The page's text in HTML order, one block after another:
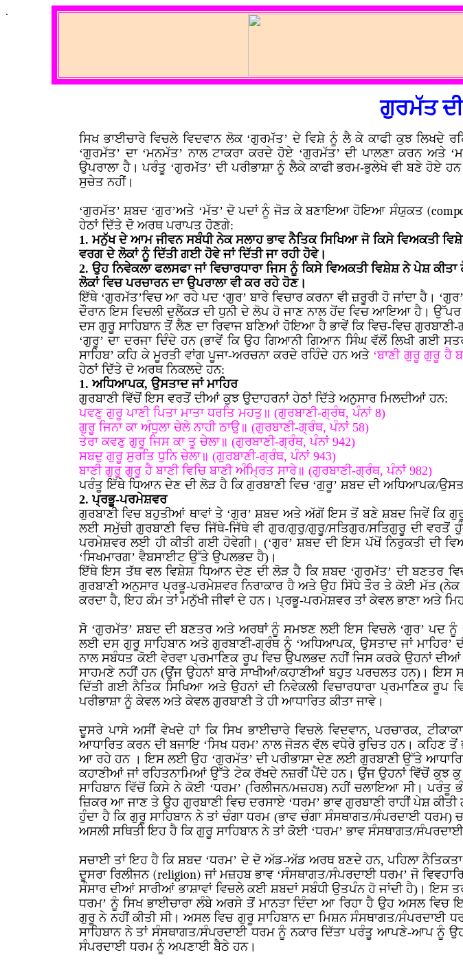
.
ਗੁਰਮੱਤ ਦੀ
ਸਿਖ ਭਾਈਚਾਰੇ ਵਿਚਲੇ ਵਿਦਵਾਨ ਲੋਕ ‘ਗੁਰਮੱਤ’ ਦੇ ਵਿਸ਼ੇ ਨੂੰ ਲੈ ਕੇ ਕਾਫੀ ਕੁਝ
‘ਗੁਰਮੱਤ’ ਦਾ ‘ਮਨਮੱਤ’ ਨਾਲ ਟਾਕਰਾ ਕਰਦੇ ਹੋਏ ‘ਗੁਰਮੱਤ’ ਦੀ ਪਾਲਣਾ ਕਰਨ
ਉਪਰਾਲਾ ਹੈ। ਪਰੰਤੂ ‘ਗੁਰਮੱਤ’ ਦੀ ਪਰੀਭਾਸ਼ਾ ਨੂੰ ਲੈਕੇ ਕਾਫੀ ਭਰਮ-ਭੁਲੇਖੇ ਵੀ ਬਣੇ
ਸੁਚੇਤ ਨਹੀਂ।
‘ਗੁਰਮੱਤ’ ਸ਼ਬਦ ‘ਗੁਰ’ਅਤੇ ‘ਮੱਤ’ ਦੋ ਪਦਾਂ ਨੂੰ ਜੋੜ ਕੇ ਬਣਾਇਆ ਹੋਇਆ ਸੰਯੁਕਤ
ਹੇਠਾਂ ਦਿੱਤੇ ਦੋ ਅਰਥ ਪਰਾਪਤ ਹੋਣਗੇ:
1. ਮਨੁੱਖ ਦੇ ਆਮ ਜੀਵਨ ਸਬੰਧੀ ਨੇਕ ਸਲਾਹ ਭਾਵ ਨੈਤਿਕ ਸਿਖਿਆ ਜੋ ਕਿਸੇ ਵਿਅਕਤੀ
ਵਰਗ ਦੇ ਲੋਕਾਂ ਨੂੰ ਦਿੱਤੀ ਗਈ ਹੋਵੇ ਜਾਂ ਦਿੱਤੀ ਜਾ ਰਹੀ ਹੋਵੇ।
2. ਉਹ ਨਿਵੇਕਲਾ ਫਲਸਫਾ ਜਾਂ ਵਿਚਾਰਧਾਰਾ ਜਿਸ ਨੂੰ ਕਿਸੇ ਵਿਅਕਤੀ ਵਿਸ਼ੇਸ਼ ਨੇ ਪੇਸ਼
ਲੋਕਾਂ ਵਿਚ ਪਰਚਾਰਨ ਦਾ ਉਪਰਾਲਾ ਵੀ ਕਰ ਰਹੇ ਹੋਣ।
ਇੱਥੇ ‘ਗੁਰਮੱਤ’ਵਿਚ ਆ ਰਹੇ ਪਦ ‘ਗੁਰ’ ਬਾਰੇ ਵਿਚਾਰ ਕਰਨਾ ਵੀ ਜ਼ਰੂਰੀ ਹੋ ਜਾਂਦਾ ਹੈ।
ਦੌਰਾਨ ਇਸ ਵਿਚਲੀ ਦੁਲੈਂਕੜ ਦੀ ਧੁਨੀ ਦੇ ਲੋਪ ਹੋ ਜਾਣ ਨਾਲ ਹੋਂਦ ਵਿਚ ਆਇਆ ਹੈ। ਉੱਪਰ
ਦਸ ਗੁਰੂ ਸਾਹਿਬਾਨ ਤੋਂ ਲੈਣ ਦਾ ਰਿਵਾਜ ਬਣਿਆਂ ਹੋਇਆ ਹੈ ਭਾਵੇਂ ਕਿ ਵਿਚ-ਵਿਚ
‘ਗੁਰੂ’ ਦਾ ਦਰਜਾ ਦਿੰਦੇ ਹਨ (ਭਾਵੇਂ ਕਿ ਉਹ ਗਿਆਨੀ ਗਿਆਨ ਸਿੰਘ ਵੱਲੋਂ ਲਿਖੀ ਗਈ
ਸਾਹਿਬ’ ਕਹਿ ਕੇ ਮੂਰਤੀ ਵਾਂਗ ਪੂਜਾ-ਅਰਚਨਾ ਕਰਦੇ ਰਹਿੰਦੇ ਹਨ ਅਤੇ ‘ਬਾਣੀ ਗੁਰੂ ਗੁਰੂ ਹੈ
ਹੇਠਾਂ ਦਿੱਤੇ ਦੋ ਅਰਥ ਨਿਕਲਦੇ ਹਨ:
1. ਅਧਿਆਪਕ, ਉਸਤਾਦ ਜਾਂ ਮਾਹਿਰ
ਗੁਰਬਾਣੀ ਵਿੱਚੋਂ ਇਸ ਵਰਤੋਂ ਦੀਆਂ ਕੁਝ ਉਦਾਹਰਨਾਂ ਹੇਠਾਂ ਦਿੱਤੇ ਅਨੁਸਾਰ ਮਿਲਦੀਆਂ ਹਨ:
ਪਵਣੁ ਗੁਰੂ ਪਾਣੀ ਪਿਤਾ ਮਾਤਾ ਧਰਤਿ ਮਹਤੁ॥ (ਗੁਰਬਾਣੀ-ਗ੍ਰੰਥ, ਪੰਨਾਂ 8)
ਗੁਰੂ ਜਿਨਾ ਕਾ ਅੰਧੁਲਾ ਚੇਲੇ ਨਾਹੀ ਠਾਉ॥ (ਗੁਰਬਾਣੀ-ਗ੍ਰੰਥ, ਪੰਨਾਂ 58)
ਤੇਰਾ ਕਵਣੁ ਗੁਰੂ ਜਿਸ ਕਾ ਤੂ ਚੇਲਾ॥ (ਗੁਰਬਾਣੀ-ਗ੍ਰੰਥ, ਪੰਨਾਂ 942)
ਸਬਦੁ ਗੁਰੂ ਸੁਰਤਿ ਧੁਨਿ ਚੇਲਾ॥ (ਗੁਰਬਾਣੀ-ਗ੍ਰੰਥ, ਪੰਨਾਂ 943)
ਬਾਣੀ ਗੁਰੂ ਗੁਰੂ ਹੈ ਬਾਣੀ ਵਿਚਿ ਬਾਣੀ ਅੰਮ੍ਰਿਤ ਸਾਰੇ॥ (ਗੁਰਬਾਣੀ-ਗ੍ਰੰਥ, ਪੰਨਾਂ 982)
ਪਰੰਤੂ ਇੱਥੇ ਧਿਆਨ ਦੇਣ ਦੀ ਲੋੜ ਹੈ ਕਿ ਗੁਰਬਾਣੀ ਵਿਚ ‘ਗੁਰੂ’ ਸ਼ਬਦ ਦੀ ਅਧਿਆਪਕ/
2. ਪ੍ਰਭੂ-ਪਰਮੇਸ਼ਵਰ
ਗੁਰਬਾਣੀ ਵਿਚ ਬਹੁਤੀਆਂ ਥਾਵਾਂ ਤੇ ‘ਗੁਰ’ ਸ਼ਬਦ ਅਤੇ ਅੱਗੋਂ ਇਸ ਤੋਂ ਬਣੇ ਸ਼ਬਦ ਜਿਵੇਂ
ਲਈ ਸਮੁੱਚੀ ਗੁਰਬਾਣੀ ਵਿਚ ਜਿੱਥੇ-ਜਿੱਥੇ ਵੀ ਗੁਰ/ਗੁਰੁ/ਗੁਰੂ/ਸਤਿਗੁਰ/ਸਤਿਗੁਰੂ ਦੀ
ਪਰਮੇਸ਼ਵਰ ਲਈ ਹੀ ਕੀਤੀ ਗਈ ਹੋਵੇਗੀ। (‘ਗੁਰ’ ਸ਼ਬਦ ਦੀ ਇਸ ਪੱਖੋਂ ਨਿਰੁਕਤੀ ਦੀ
‘ਸਿਖਮਾਰਗ’ ਵੈਬਸਾਈਟ ਉੱਤੇ ਉਪਲਭਦ ਹੈ)।
ਇੱਥੇ ਇਸ ਤੱਥ ਵਲ ਵਿਸ਼ੇਸ਼ ਧਿਆਨ ਦੇਣ ਦੀ ਲੋੜ ਹੈ ਕਿ ਸ਼ਬਦ ‘ਗੁਰਮੱਤ’ ਦੀ ਬਣਤਰ
ਗੁਰਬਾਣੀ ਅਨੁਸਾਰ ਪ੍ਰਭੂ-ਪਰਮੇਸ਼ਵਰ ਨਿਰਾਕਾਰ ਹੈ ਅਤੇ ਉਹ ਸਿੱਧੇ ਤੌਰ ਤੇ ਕੋਈ ਮੱਤ (ਨੇਕ
ਕਰਦਾ ਹੈ, ਇਹ ਕੰਮ ਤਾਂ ਮਨੁੱਖੀ ਜੀਵਾਂ ਦੇ ਹਨ। ਪ੍ਰਭੂ-ਪਰਮੇਸ਼ਵਰ ਤਾਂ ਕੇਵਲ ਭਾਣਾ ਅਤੇ
ਸੋ ‘ਗੁਰਮੱਤ’ ਸ਼ਬਦ ਦੀ ਬਣਤਰ ਅਤੇ ਅਰਥਾਂ ਨੂੰ ਸਮਝਣ ਲਈ ਇਸ ਵਿਚਲੇ ‘ਗੁਰ’ ਪਦ
ਲਈ ਦਸ ਗੁਰੂ ਸਾਹਿਬਾਨ ਅਤੇ ਗੁਰਬਾਣੀ-ਗ੍ਰੰਥ ਨੂੰ ‘ਅਧਿਆਪਕ, ਉਸਤਾਦ ਜਾਂ ਮਾਹਿਰ’
ਨਾਲ ਸਬੰਧਤ ਕੋਈ ਵੇਰਵਾ ਪ੍ਰਮਾਣਿਕ ਰੂਪ ਵਿਚ ਉਪਲਭਦ ਨਹੀਂ ਜਿਸ ਕਰਕੇ ਉਹਨਾਂ
ਸਾਹਮਣੇ ਨਹੀਂ ਹਨ (ਉਂਜ ਉਹਨਾਂ ਬਾਰੇ ਸਾਖੀਆਂ/ਕਹਾਣੀਆਂ ਬਹੁਤ ਪਰਚਲਤ ਹਨ)। ਇਸ
ਦਿੱਤੀ ਗਈ ਨੈਤਿਕ ਸਿਖਿਆ ਅਤੇ ਉਹਨਾਂ ਦੀ ਨਿਵੇਕਲੀ ਵਿਚਾਰਧਾਰਾ ਪ੍ਰਮਾਣਿਕ ਰੂਪ
ਪਰੀਭਾਸ਼ਾ ਨੂੰ ਕੇਵਲ ਅਤੇ ਕੇਵਲ ਗੁਰਬਾਣੀ ਤੇ ਹੀ ਆਧਾਰਿਤ ਕੀਤਾ ਜਾਵੇ।
ਦੂਸਰੇ ਪਾਸੇ ਅਸੀਂ ਵੇਖਦੇ ਹਾਂ ਕਿ ਸਿਖ ਭਾਈਚਾਰੇ ਵਿਚਲੇ ਵਿਦਵਾਨ, ਪਰਚਾਰਕ,
ਆਧਾਰਿਤ ਕਰਨ ਦੀ ਬਜਾਇ ‘ਸਿਖ ਧਰਮ’ ਨਾਲ ਜੋੜਨ ਵੱਲ ਵਧੇਰੇ ਰੁਚਿਤ ਹਨ। ਕਹਿਣ ਤੋਂ
ਆ ਰਹੇ ਹਨ । ਇਸ ਲਈ ਉਹ ‘ਗੁਰਮੱਤ’ ਦੀ ਪਰੀਭਾਸ਼ਾ ਦੇਣ ਲਈ ਗੁਰਬਾਣੀ ਉੱਤੇ
ਕਹਾਣੀਆਂ ਜਾਂ ਰਹਿਤਨਾਮਿਆਂ ਉੱਤੇ ਟੇਕ ਰੱਖਦੇ ਨਜ਼ਰੀਂ ਪੈਂਦੇ ਹਨ। ਉਂਜ ਉਹਨਾਂ ਵਿੱਚੋਂ ਕੁਝ ਕੁ
ਸਾਹਿਬਾਨ ਵਿੱਚੋਂ ਕਿਸੇ ਨੇ ਕੋਈ ‘ਧਰਮ’ (ਰਿਲੀਜਨ/ਮਜ਼ਹਬ) ਨਹੀਂ ਚਲਾਇਆ ਸੀ।
ਜ਼ਿਕਰ ਆ ਜਾਣ ਤੇ ਉਹ ਗੁਰਬਾਣੀ ਵਿਚ ਦਰਸਾਏ ‘ਧਰਮ’ ਭਾਵ ਗੁਰਬਾਣੀ ਰਾਹੀਂ ਪੇਸ਼
ਹੁੰਦਾ ਹੈ ਕਿ ਗੁਰੂ ਸਾਹਿਬਾਨ ਨੇ ਤਾਂ ਚੰਗਾ ਧਰਮ (ਭਾਵ ਚੰਗਾ ਸੰਸਥਾਗਤ/ਸੰਪਰਦਾਈ
ਅਸਲੀ ਸਥਿਤੀ ਇਹ ਹੈ ਕਿ ਗੁਰੂ ਸਾਹਿਬਾਨ ਨੇ ਤਾਂ ਕੋਈ ‘ਧਰਮ’ ਭਾਵ ਸੰਸਥਾਗਤ/ਸੰਪਰਦਾਈ
ਸਚਾਈ ਤਾਂ ਇਹ ਹੈ ਕਿ ਸ਼ਬਦ ‘ਧਰਮ’ ਦੇ ਦੋ ਅੱਡ-ਅੱਡ ਅਰਥ ਬਣਦੇ ਹਨ, ਪਹਿਲਾ ਨੈਤਿਕਤਾ
ਦੂਸਰਾ ਰਿਲੀਜਨ (religion) ਜਾਂ ਮਜ਼ਹਬ ਭਾਵ ‘ਸੰਸਥਾਗਤ/ਸੰਪਰਦਾਈ ਧਰਮ’ ਜੋ
ਸੰਸਾਰ ਦੀਆਂ ਸਾਰੀਆਂ ਭਾਸ਼ਾਵਾਂ ਵਿਚਲੇ ਕਈ ਸ਼ਬਦਾਂ ਸਬੰਧੀ ਉਤਪੰਨ ਹੋ ਜਾਂਦੀ ਹੈ)। ਇਸ
ਧਰਮ’ ਨੂੰ ਸਿਖ ਭਾਈਚਾਰਾ ਲੰਬੇ ਅਰਸੇ ਤੋਂ ਮਾਨਤਾ ਦਿੰਦਾ ਆ ਰਿਹਾ ਹੈ ਉਹ ਅਸਲ ਵਿਚ
ਗੁਰੂ ਨੇ ਨਹੀਂ ਕੀਤੀ ਸੀ। ਅਸਲ ਵਿਚ ਗੁਰੂ ਸਾਹਿਬਾਨ ਦਾ ਮਿਸ਼ਨ ਸੰਸਥਾਗਤ/ਸੰਪਰਦਾਈ
ਸਾਹਿਬਾਨ ਨੇ ਤਾਂ ਸੰਸਥਾਗਤ/ਸੰਪਰਦਾਈ ਧਰਮ ਨੂੰ ਨਕਾਰ ਦਿੱਤਾ ਪਰੰਤੂ ਆਪਣੇ-ਆਪ ਨੂੰ
ਸੰਪਰਦਾਈ ਧਰਮ ਨੂੰ ਅਪਣਾਈ ਬੈਠੇ ਹਨ।